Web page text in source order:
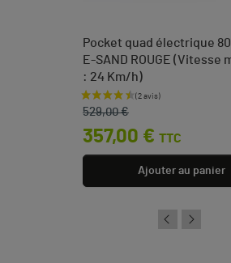
Pocket quad électrique
E-SAND ROUGE (Vitesse
: 24 Km/h)
Prix de base
529,00 €
Prix
357,00 € TTC
Ajouter au panier